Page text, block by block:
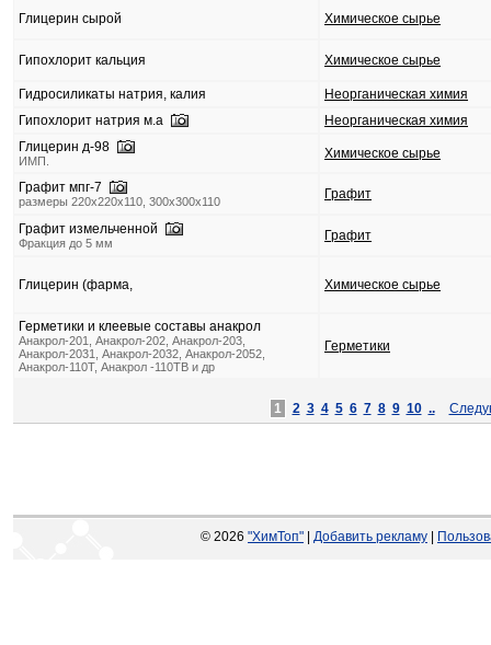
Глицерин сырой Химическое сырье
Гипохлорит кальция Химическое сырье
Гидросиликаты натрия, калия
Неорганическая химия
Гипохлорит натрия м.а
Неорганическая химия
Глицерин д-98
ИМП. Химическое сырье
Графит мпг-7
размеры 220х220х110, 300х300х110 Графит
Графит измельченной
Фракция до 5 мм Графит
Глицерин (фарма, Химическое сырье
Герметики и клеевые составы анакрол
Анакрол-201, Анакрол-202, Анакрол-203,
Анакрол-2031, Анакрол-2032, Анакрол-2052,
Анакрол-110Т, Анакрол -110ТВ и др
Герметики
1 2 3 4 5 6 7 8 9 10 ..
© 2026 "ХимТоп" Добавить рекламу